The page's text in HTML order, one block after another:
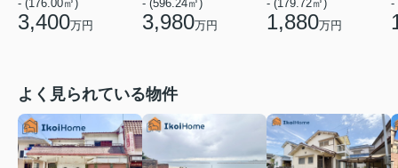
- (176.00㎡)
3,400万円
- (596.24㎡)
3,980万円
- (179.72㎡)
1,880万円
-
よく見られている物件